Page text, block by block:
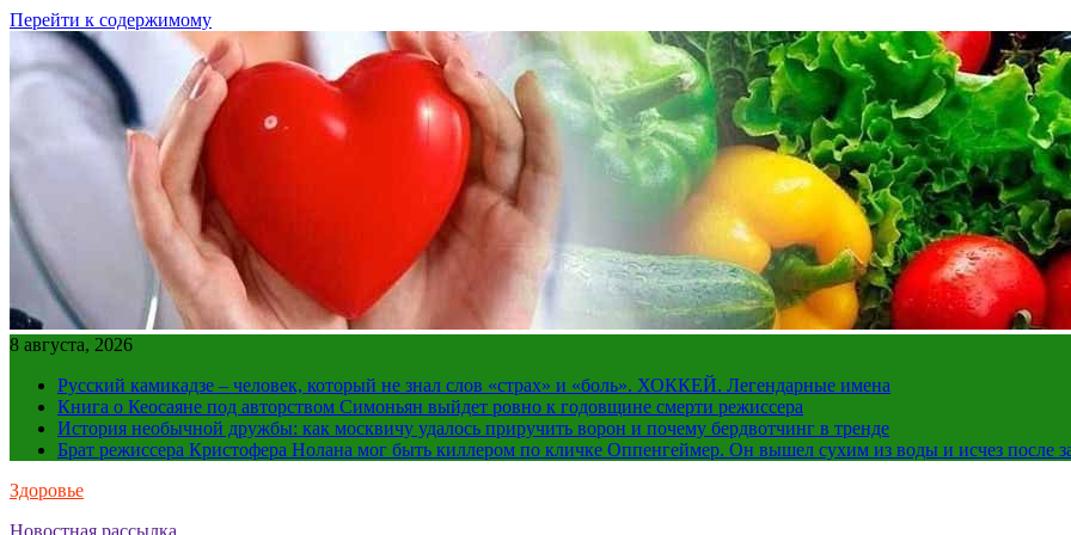
Перейти к содержимому
8 августа, 2026
Русский камикадзе – человек, который не знал слов «страх» и «боль». ХОККЕЙ. Легендарные имена
Книга о Кеосаяне под авторством Симоньян выйдет ровно к годовщине смерти режиссера
История необычной дружбы: как москвичу удалось приручить ворон и почему бердвотчинг в тренде
Брат режиссера Кристофера Нолана мог быть киллером по кличке Оппенгеймер. Он вышел сухим из воды и исчез после
Здоровье
Новостная рассылка